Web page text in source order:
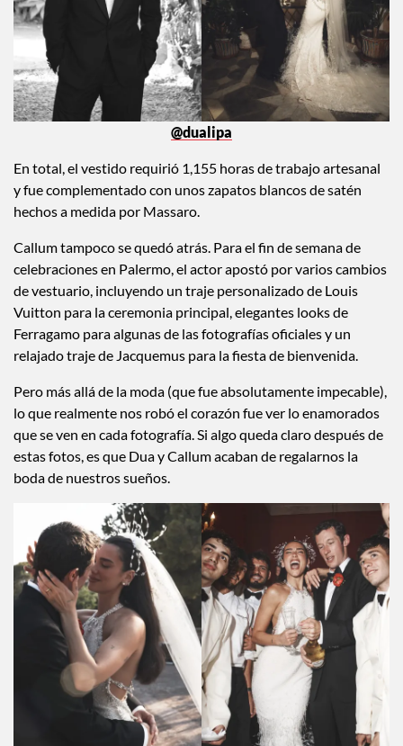
@dualipa
En total, el vestido requirió 1,155 horas de trabajo artesanal
y fue complementado con unos zapatos blancos de satén
hechos a medida por Massaro.
Callum tampoco se quedó atrás. Para el fin de semana de
celebraciones en Palermo, el actor apostó por varios cambios
de vestuario, incluyendo un traje personalizado de Louis
Vuitton para la ceremonia principal, elegantes looks de
Ferragamo para algunas de las fotografías oficiales y un
relajado traje de Jacquemus para la fiesta de bienvenida.
Pero más allá de la moda (que fue absolutamente impecable),
lo que realmente nos robó el corazón fue ver lo enamorados
que se ven en cada fotografía. Si algo queda claro después de
estas fotos, es que Dua y Callum acaban de regalarnos la
boda de nuestros sueños.